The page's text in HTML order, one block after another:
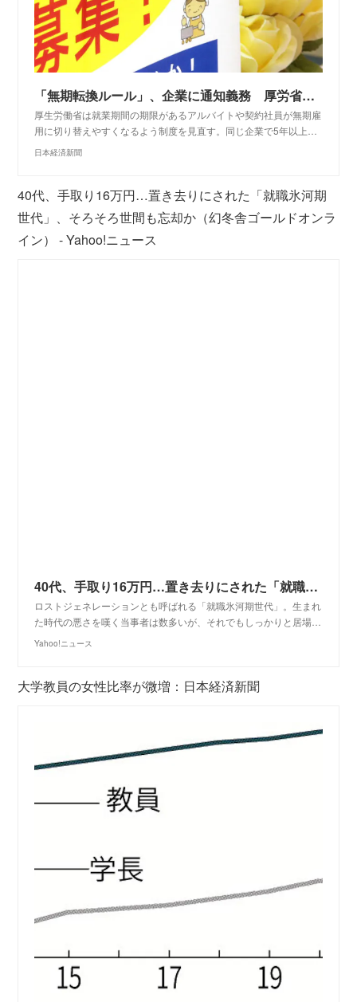
「無期転換ルール」、企業に通知義務 厚労省検討
厚生労働省は就業期間の期限があるアルバイトや契約社員が無期雇
用に切り替えやすくなるよう制度を見直す。同じ企業で5年以上…
日本経済新聞
40代、手取り16万円…置き去りにされた「就職氷河期
世代」、そろそろ世間も忘却か（幻冬舎ゴールドオンラ
イン） - Yahoo!ニュース
40代、手取り16万円…置き去りにされた「就職氷河期世代」、そろそろ世間も忘却か（幻冬舎ゴールドオンライン） - Yahoo!ニュース
ロストジェネレーションとも呼ばれる「就職氷河期世代」。生まれ
た時代の悪さを嘆く当事者は数多いが、それでもしっかりと居場…
Yahoo!ニュース
大学教員の女性比率が微増：日本経済新聞